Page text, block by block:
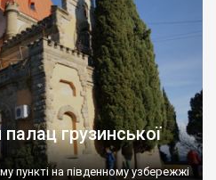
грузинської
пункті на південному узбережжі